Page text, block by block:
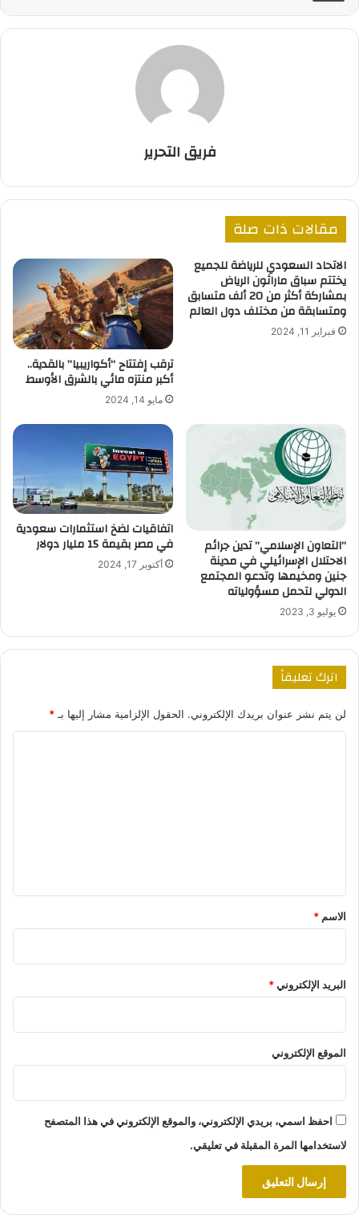
فريق التحرير
مقالات ذات صلة
الاتحاد السعودي للرياضة للجميع
يختتم سباق ماراثون الرياض
بمشاركة أكثر من 20 ألف متسابق
ومتسابقة من مختلف دول العالم
فبراير 11, 2024
ترقب إفتتاح “أكواريبيا” بالقدية..
أكبر منتزه مائي بالشرق الأوسط
مايو 14, 2024
”التعاون الإسلامي” تدين جرائم
الاحتلال الإسرائيلي في مدينة
جنين ومخيمها وتدعو المجتمع
الدولي لتحمل مسؤولياته
يوليو 3, 2023
اتفاقيات لضخ استثمارات سعودية
في مصر بقيمة 15 مليار دولار
أكتوبر 17, 2024
اترك تعليقاً
لن يتم نشر عنوان بريدك الإلكتروني. الحقول الإلزامية مشار إليها بـ *
*
الاسم *
البريد الإلكتروني*
الموقع الإلكتروني
احفظ اسمي، بريدي الإلكتروني، والموقع الإلكتروني في هذا المتصفح
لاستخدامها المرة المقبلة في تعليقي.